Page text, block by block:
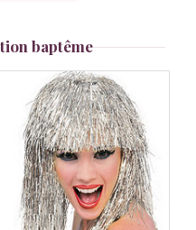
baptême